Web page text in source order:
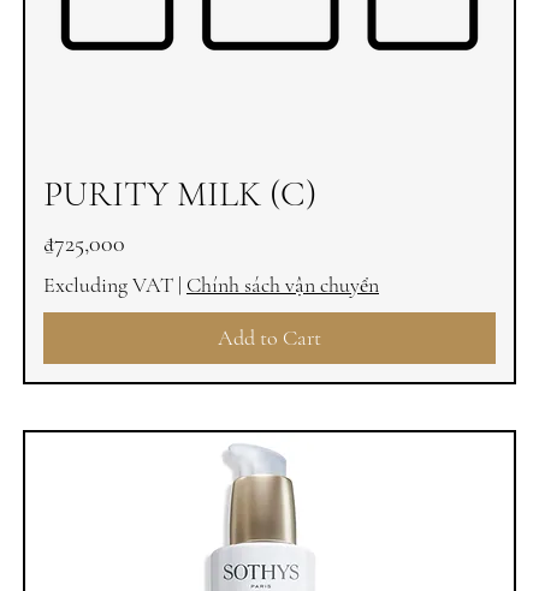
PURITY MILK (C)
Price
₫725,000
Excluding VAT | Chính sách vận chuyển
Add to Cart